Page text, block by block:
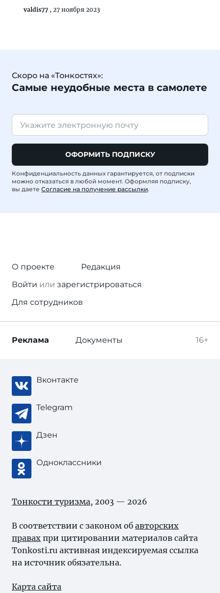
valdis77 , 27 ноября 2023
Скоро на «Тонкостях»:
Самые неудобные места в самолете
ОФОРМИТЬ ПОДПИСКУ
Конфиденциальность данных гарантируется, от подписки
можно отказаться в любой момент. Оформляя подписку,
вы даете Согласие на получение рассылки.
О проекте
Редакция
Войти или зарегистрироваться
Для сотрудников
16+
Реклама Документы
Вконтакте
Telegram
Дзен
Одноклассники
Тонкости туризма, 2003 — 2026
В соответствии с законом об авторских
правах при цитировании материалов сайта
Tonkosti.ru активная индексируемая ссылка
на источник обязательна.
Карта сайта